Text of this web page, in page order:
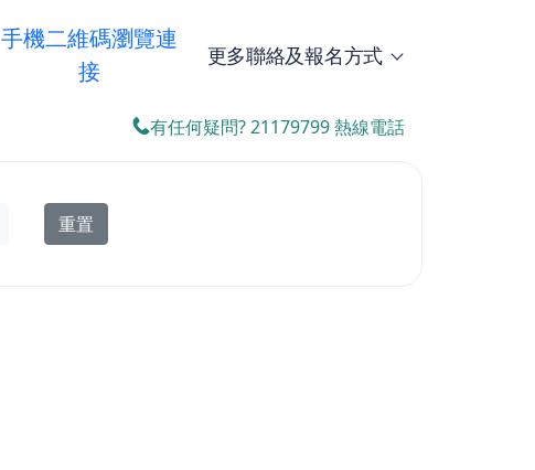
手機二維碼瀏覽連
接
更多聯絡及報名方式
報名熱線 21179799
有任何疑問? 21179799 熱線電話
重置